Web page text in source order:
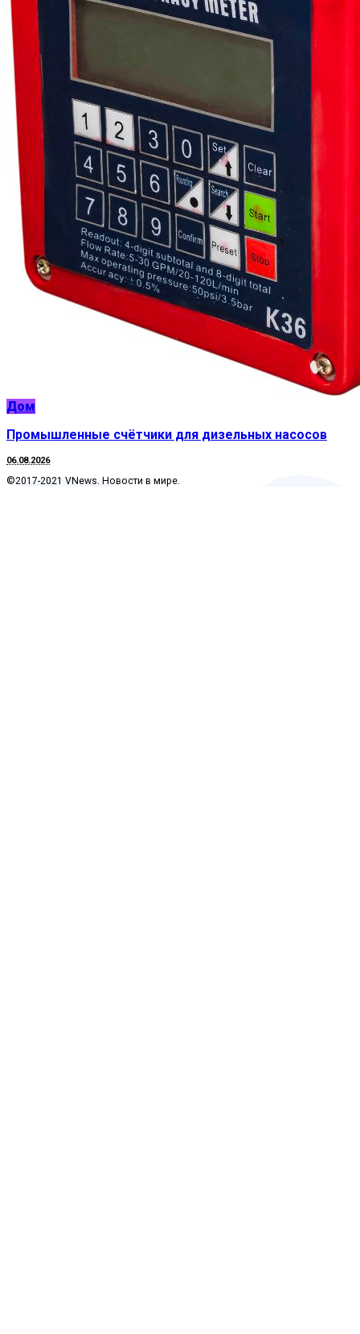
Дом
Промышленные счётчики для дизельных насосов
06.08.2026
©2017-2021 VNews. Новости в мире.